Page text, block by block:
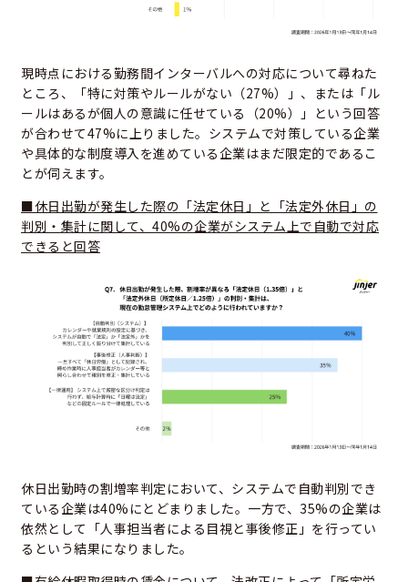
現時点における勤務間インターバルへの対応について尋ねた
ところ、「特に対策やルールがない（27%）」、または「ル
ールはあるが個人の意識に任せている（20%）」という回答
が合わせて47%に上りました。システムで対策している企業
や具体的な制度導入を進めている企業はまだ限定的であるこ
とが伺えます。
■休日出勤が発生した際の「法定休日」と「法定外休日」の
判別・集計に関して、40%の企業がシステム上で自動で対応
できると回答
休日出勤時の割増率判定において、システムで自動判別でき
ている企業は40%にとどまりました。一方で、35%の企業は
依然として「人事担当者による目視と事後修正」を行ってい
るという結果になりました。